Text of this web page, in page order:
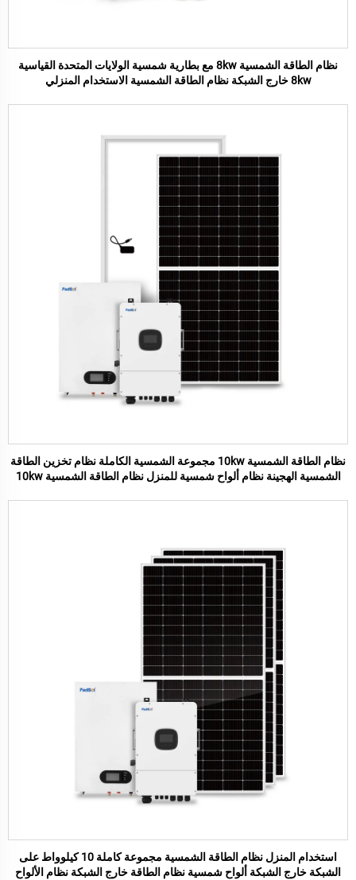
نظام الطاقة الشمسية 8kw مع بطارية شمسية الولايات المتحدة القياسية
8kw خارج الشبكة نظام الطاقة الشمسية الاستخدام المنزلي
نظام الطاقة الشمسية 10kw مجموعة الشمسية الكاملة نظام تخزين الطاقة
الشمسية الهجينة نظام ألواح شمسية للمنزل نظام الطاقة الشمسية 10kw
استخدام المنزل نظام الطاقة الشمسية مجموعة كاملة 10 كيلوواط على
الشبكة خارج الشبكة ألواح شمسية نظام الطاقة خارج الشبكة نظام الألواح